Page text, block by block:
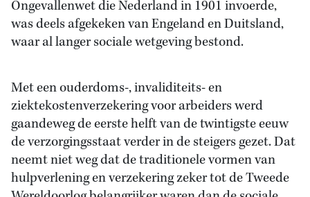
Ongevallenwet die Nederland in 1901 invoerde,
was deels afgekeken van Engeland en Duitsland,
waar al langer sociale wetgeving bestond.
Met een ouderdoms-, invaliditeits- en
ziektekostenverzekering voor arbeiders werd
gaandeweg de eerste helft van de twintigste eeuw
de verzorgingsstaat verder in de steigers gezet. Dat
neemt niet weg dat de traditionele vormen van
hulpverlening en verzekering zeker tot de Tweede